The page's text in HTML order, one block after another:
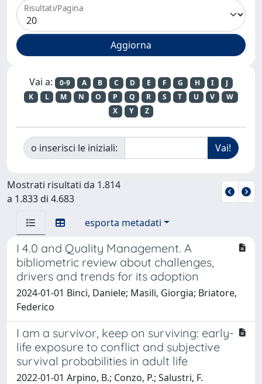
Risultati/Pagina
Vai a: 0-9 A B C D E F G H I
J
K
L M N O P Q R S T U V
W
X
Y Z
o inserisci le iniziali:
Mostrati risultati da 1.814
a 1.833 di 4.683
esporta metadati
I 4.0 and Quality Management. A
bibliometric review about challenges,
drivers and trends for its adoption
2024-01-01 Binci, Daniele; Masili, Giorgia; Briatore,
Federico
I am a survivor, keep on surviving: early-
life exposure to conflict and subjective
survival probabilities in adult life
2022-01-01 Arpino, B.; Conzo, P.; Salustri, F.